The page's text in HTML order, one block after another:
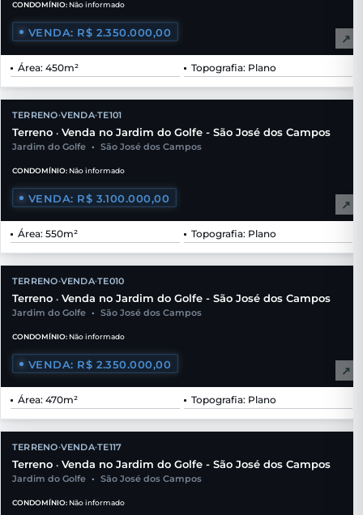
CONDOMÍNIO: Não informado
VENDA: R$ 2.350.000,00 ↗
Área: 450m² Topografia: Plano
TERRENO•VENDA•TE101
Terreno • Venda no Jardim do Golfe - São José dos Campos
Jardim do Golfe • São José dos Campos
CONDOMÍNIO: Não informado
VENDA: R$ 3.100.000,00 ↗
Área: 550m² Topografia: Plano
TERRENO•VENDA•TE010
Terreno • Venda no Jardim do Golfe - São José dos Campos
Jardim do Golfe • São José dos Campos
CONDOMÍNIO: Não informado
VENDA: R$ 2.350.000,00 ↗
Área: 470m² Topografia: Plano
TERRENO•VENDA•TE117
Terreno • Venda no Jardim do Golfe - São José dos Campos
Jardim do Golfe • São José dos Campos
CONDOMÍNIO: Não informado